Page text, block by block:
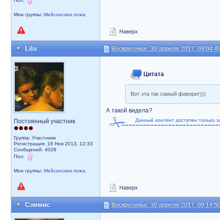
Мои группы: Мейсонская ложа
Наверх
Lilu Воскресенье, 30 апреля 2017,
Постоянный участник
Группа: Участники
Регистрация: 18 Ноя 2013, 12:33
Сообщений: 4028
Пол:
Мои группы: Мейсонская ложа
Цитата
Вот эта так самый фаворит)))
А такой видела?
Наверх
Сэммис Воскресенье, 30 апреля 2017,